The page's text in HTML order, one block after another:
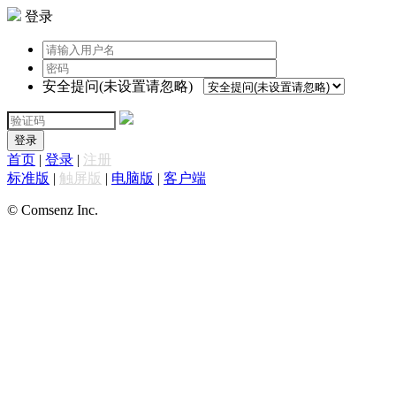
登录
安全提问(未设置请忽略)
登录
首页 | 登录 | 注册
标准版 | 触屏版 | 电脑版 | 客户端
© Comsenz Inc.